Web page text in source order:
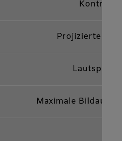
Kontrast
Projizierte
Maximale